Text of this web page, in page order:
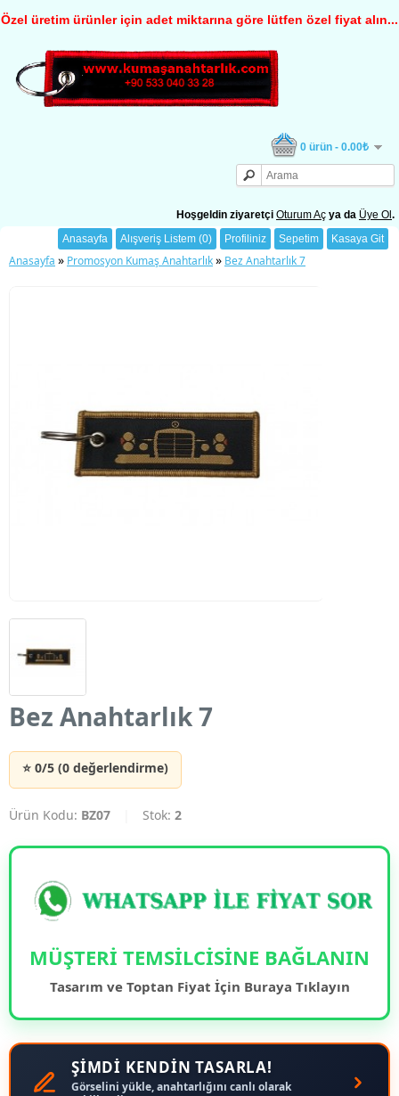
Özel üretim ürünler için adet miktarına göre lütfen özel fiyat alın...
0 ürün - 0.00₺
Hoşgeldin ziyaretçi Oturum Aç ya da Üye Ol .
Anasayfa
Alışveriş Listem (0) Profiliniz Sepetim Kasaya Git
Anasayfa » Promosyon Kumaş Anahtarlık» Bez Anahtarlık 7
Bez Anahtarlık 7
⭐ 0/5 (0 değerlendirme)
Ürün Kodu: BZ07 Stok: 2
MÜŞTERİ TEMSİLCİSİNE BAĞLANIN
Tasarım ve Toptan Fiyat İçin Buraya Tıklayın
ŞİMDİ KENDİN TASARLA!
Görselini yükle, anahtarlığını canlı olarak